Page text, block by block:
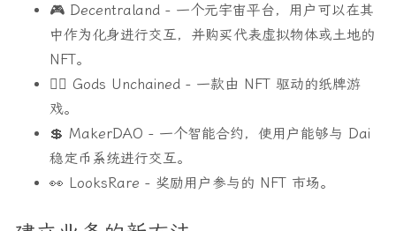
🎮 Decentraland - 一个元宇宙平台，用户可以在其
中作为化身进行交互，并购买代表虚拟物体或土地的
NFT。
🧜‍♂️ Gods Unchained - 一款由 NFT 驱动的纸牌游
戏。
💲 MakerDAO - 一个智能合约，使用户能够与 Dai
稳定币系统进行交互。
👀 LooksRare - 奖励用户参与的 NFT 市场。